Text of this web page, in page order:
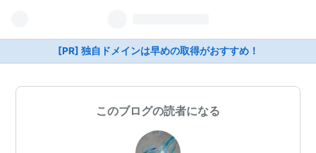
[PR] 独自ドメインは早めの取得がおすすめ！
このブログの読者になる